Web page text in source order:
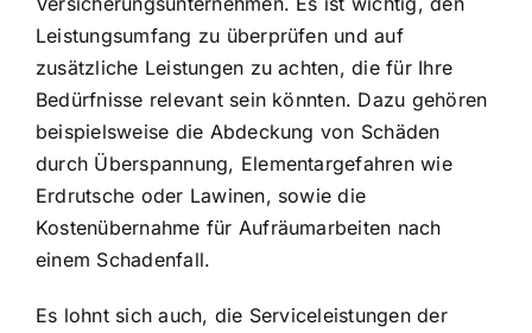
Leistungsumfang zu überprüfen und auf
zusätzliche Leistungen zu achten, die für Ihre
Bedürfnisse relevant sein könnten. Dazu gehören
beispielsweise die Abdeckung von Schäden
durch Überspannung, Elementargefahren wie
Erdrutsche oder Lawinen, sowie die
Kostenübernahme für Aufräumarbeiten nach
einem Schadenfall.
Es lohnt sich auch, die Serviceleistungen der